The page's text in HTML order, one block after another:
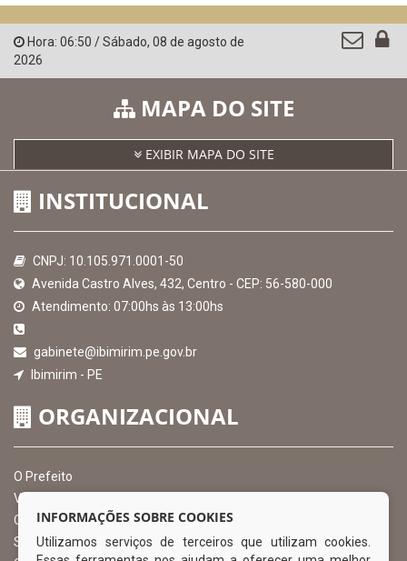
Hora: 06:50 /Sábado, 08 de agosto de
2026
MAPA DO SITE
EXIBIR MAPA DO SITE
INSTITUCIONAL
CNPJ: 10.105.971.0001-50
Avenida Castro Alves, 432, Centro - CEP: 56-580-000
Atendimento: 07:00hs às 13:00hs
gabinete@ibimirim.pe.gov.br
Ibimirim - PE
ORGANIZACIONAL
O Prefeito
Vice Prefeito
Ouvidoria Municipal
Serviço de Informação ao Cidadão – SIC
INFORMAÇÕES SOBRE COOKIES
Utilizamos serviços de terceiros que utilizam cookies.